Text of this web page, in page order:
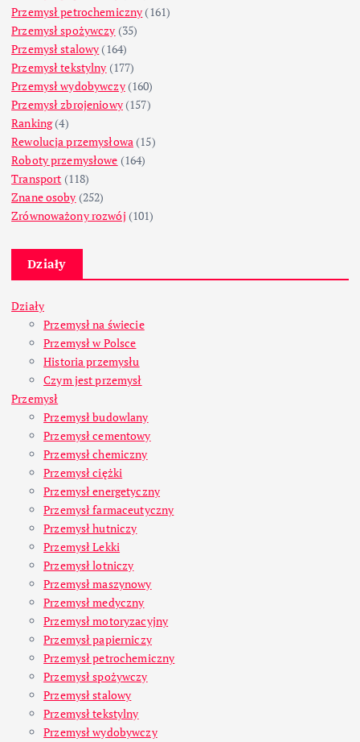
Przemysł petrochemiczny (161)
Przemysł spożywczy (35)
Przemysł stalowy (164)
Przemysł tekstylny (177)
Przemysł wydobywczy(160)
Przemysł zbrojeniowy(157)
Ranking(4)
Rewolucja przemysłowa (15)
Roboty przemysłowe (164)
Transport (118)
Znane osoby (252)
Zrównoważony rozwój (101)
Działy
Działy
Przemysł na świecie
Przemysł w Polsce
Historia przemysłu
Czym jest przemysł
Przemysł
Przemysł budowlany
Przemysł cementowy
Przemysł chemiczny
Przemysł ciężki
Przemysł energetyczny
Przemysł farmaceutyczny
Przemysł hutniczy
Przemysł Lekki
Przemysł lotniczy
Przemysł maszynowy
Przemysł medyczny
Przemysł motoryzacyjny
Przemysł papierniczy
Przemysł petrochemiczny
Przemysł spożywczy
Przemysł stalowy
Przemysł tekstylny
Przemysł wydobywczy